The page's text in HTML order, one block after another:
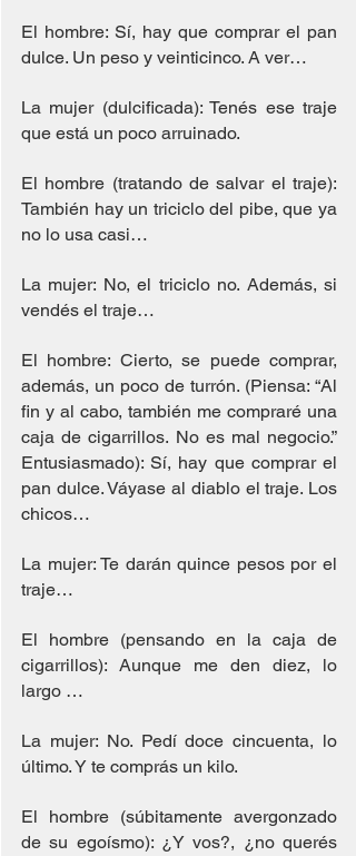
El hombre: Sí, hay que comprar el pan
dulce. Un peso y veinticinco. A ver…
La mujer (dulcificada): Tenés ese traje
que está un poco arruinado.
El hombre (tratando de salvar el traje):
También hay un triciclo del pibe, que ya
no lo usa casi…
La mujer: No, el triciclo no. Además, si
vendés el traje…
El hombre: Cierto, se puede comprar,
además, un poco de turrón. (Piensa: “Al
fin y al cabo, también me compraré una
caja de cigarrillos. No es mal negocio.”
Entusiasmado): Sí, hay que comprar el
pan dulce. Váyase al diablo el traje. Los
chicos…
La mujer: Te darán quince pesos por el
traje…
El hombre (pensando en la caja de
cigarrillos): Aunque me den diez, lo
largo …
La mujer: No. Pedí doce cincuenta, lo
último. Y te comprás un kilo.
El hombre (súbitamente avergonzado
de su egoísmo): ¿Y vos?, ¿no querés